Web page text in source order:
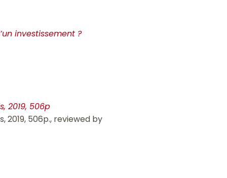
investissement ?
2019, 506p
2019, 506p., reviewed by